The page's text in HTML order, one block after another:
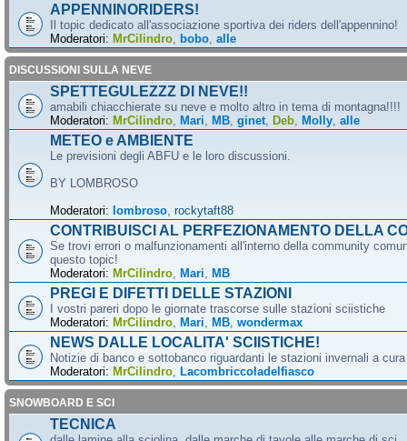
APPENNINORIDERS!
Il topic dedicato all'associazione sportiva dei riders dell'appennino!
Moderatori: MrCilindro bobo alle
DISCUSSIONI SULLA NEVE
SPETTEGULEZZZ DI NEVE!!
amabili chiacchierate su neve e molto altro in tema di montagna!!!!
Moderatori: MrCilindro Mari MB ginet Deb Molly alle
METEO e AMBIENTE
Le previsioni degli ABFU e le loro discussioni.
BY LOMBROSO
Moderatori: lombroso rockytaft88
CONTRIBUISCI AL PERFEZIONAMENTO DELLA
Se trovi errori o malfunzionamenti all'interno della community
questo topic!
Moderatori: MrCilindro Mari MB
PREGI E DIFETTI DELLE STAZIONI
I vostri pareri dopo le giornate trascorse sulle stazioni sciistiche
Moderatori: MrCilindro Mari MB wondermax
NEWS DALLE LOCALITA' SCIISTICHE!
Notizie di banco e sottobanco riguardanti le stazioni invernali a
Moderatori: MrCilindro Lacombriccoladelfiasco
SNOWBOARD E SCI
TECNICA